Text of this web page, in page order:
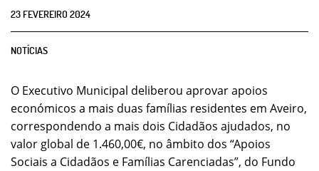
23 FEVEREIRO2024
NOTÍCIAS
O Executivo Municipal deliberou aprovar apoios
económicos a mais duas famílias residentes em Aveiro,
correspondendo a mais dois Cidadãos ajudados, no
valor global de 1.460,00€, no âmbito dos “Apoios
Sociais a Cidadãos e Famílias Carenciadas”, do Fundo